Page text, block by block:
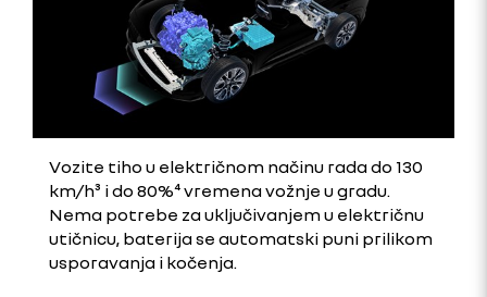
Vozite tiho u električnom načinu rada do 130
km/h³ i do 80%⁴ vremena vožnje u gradu.
Nema potrebe za uključivanjem u električnu
utičnicu, baterija se automatski puni prilikom
usporavanja i kočenja.